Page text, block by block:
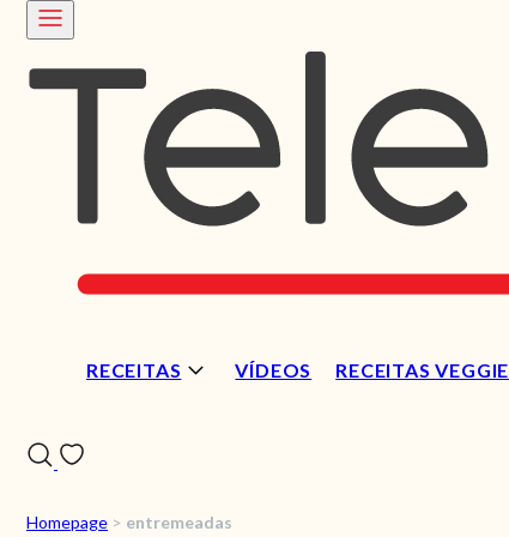
RECEITAS VÍDEOS RECEITAS VEGGIE
Homepage > entremeadas